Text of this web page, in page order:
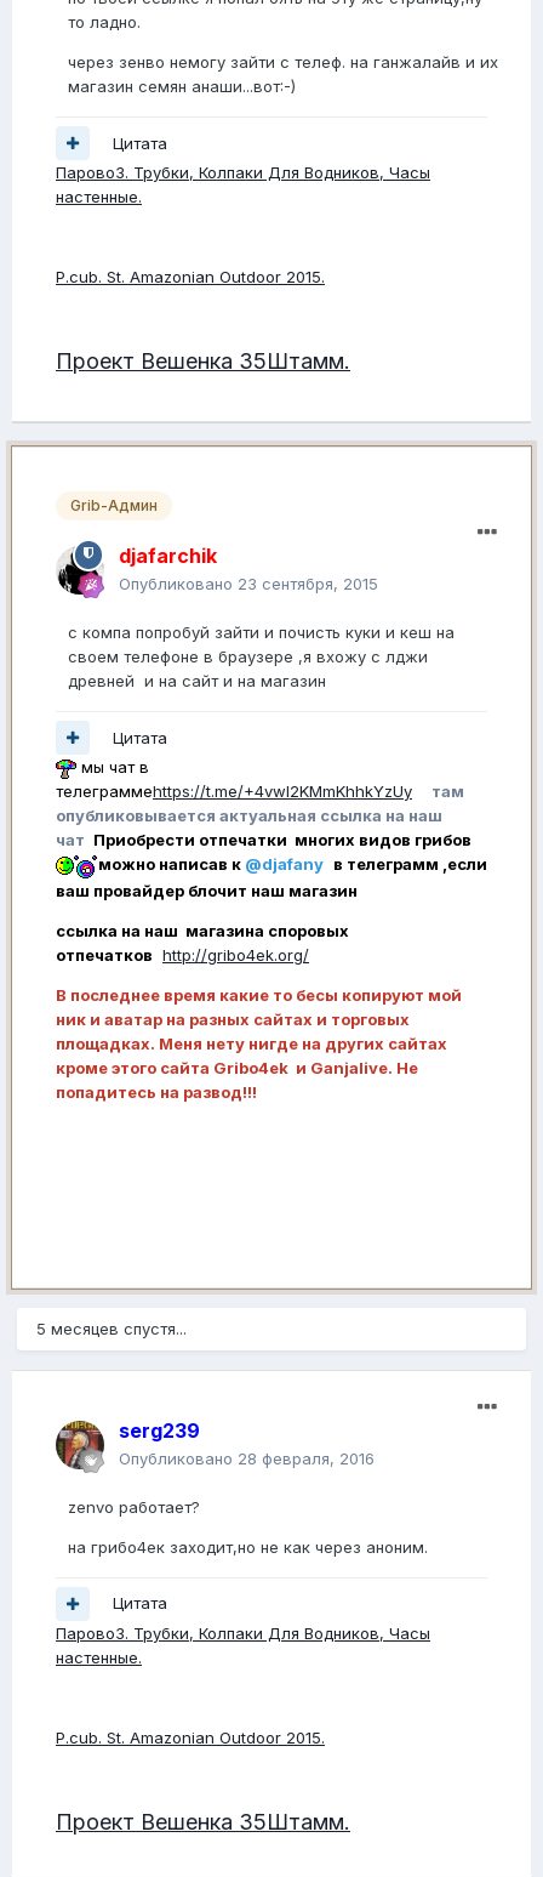
то ладно.
через зенво немогу зайти с телеф. на ганжалайв и их
магазин семян анаши...вот:-)
Цитата
ПаровоЗ. Трубки, Колпаки Для Водников, Часы
настенные.
P.cub. St. Amazonian Outdoor 2015.
Проект Вешенка 35Штамм.
Grib-Админ
djafarchik
Опубликовано 23 сентября, 2015
c компа попробуй зайти и почисть куки и кеш на
своем телефоне в браузере ,я вхожу с лджи
древней и на сайт и на магазин
Цитата
мы чат в
телеграммеhttps://t.me/+4vwl2KMmKhhkYzUy
там
опубликовывается актуальная ссылка на наш
чат Приобрести отпечатки многих видов грибов
можно написав к @djafany в телеграмм ,если
ваш провайдер блочит наш магазин
ссылка на наш магазина споровых
отпечатков http://gribo4ek.org/
В последнее время какие то бесы копируют мой
ник и аватар на разных сайтах и торговых
площадках. Меня нету нигде на других сайтах
кроме этого сайта Gribo4ek и Ganjalive. Не
попадитесь на развод!!!
5 месяцев спустя...
serg239
Опубликовано 28 февраля, 2016
zenvo работает?
на грибо4ек заходит,но не как через аноним.
Цитата
ПаровоЗ. Трубки, Колпаки Для Водников, Часы
настенные.
P.cub. St. Amazonian Outdoor 2015.
Проект Вешенка 35Штамм.